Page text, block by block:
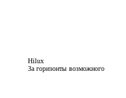
Hilux
За горизонты возможного